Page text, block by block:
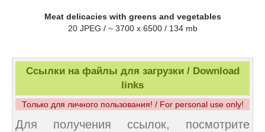
Meat delicacies with greens and vegetables
20 JPEG / ~ 3700 x 6500 / 134 mb
Ссылки на файлы для загрузки / Download
links
Только для личного пользования! / For personal use only!
Для получения ссылок, посмотрите